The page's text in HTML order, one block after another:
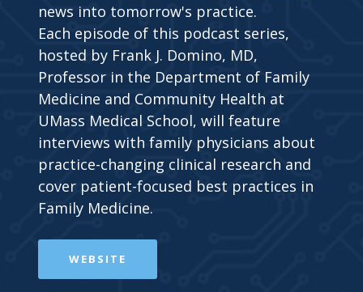
news into tomorrow's practice.
Each episode of this podcast series,
hosted by Frank J. Domino, MD,
Professor in the Department of Family
Medicine and Community Health at
UMass Medical School, will feature
interviews with family physicians about
practice-changing clinical research and
cover patient-focused best practices in
Family Medicine.
WEBSITE